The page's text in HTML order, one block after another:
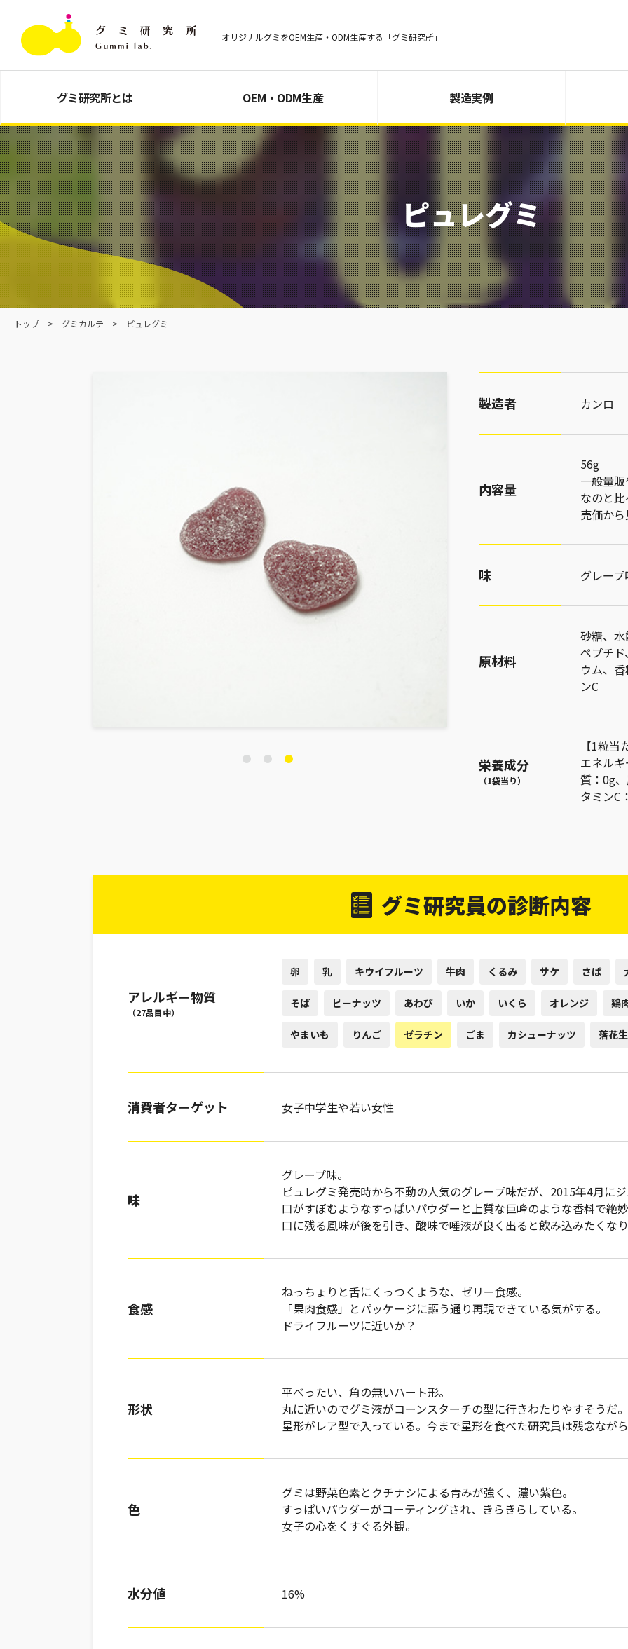
オリジナルグミをOEM生産・ODM生産する「グミ研究所」
グミ研究所とは OEM・ODM生産 製造実例
ピュレグミ
トップ グミカルテ ピュレグミ
製造者 カンロ
内容量
56g
一般量
なのと比
売価から
味 グレープ
原材料
砂糖、
ペプチ
ウム、
ンC
栄養成分
（1袋当り）
【1粒当
エネル
質：0g
タミンC
グミ研究員の診断内容
アレルギー物質
（27品目中）
卵 乳 キウイフルーツ 牛肉 くるみ サケ さば
そば ピーナッツ あわび いか いくら オレンジ 鶏
やまいも りんご ゼラチン ごま カシューナッツ 落花生
消費者ターゲット 女子中学生や若い女性
味
グレープ味。
ピュレグミ発売時から不動の人気のグレープ味だが、2015年4月にジ
口がすぼむようなすっぱいパウダーと上質な巨峰のような香料で絶妙
口に残る風味が後を引き、酸味で唾液が良く出ると飲み込みたくな
食感
ねっちょりと舌にくっつくような、ゼリー食感。
「果肉食感」とパッケージに謳う通り再現できている気がする。
ドライフルーツに近いか？
形状
平べったい、角の無いハート形。
丸に近いのでグミ液がコーンスターチの型に行きわたりやすそうだ。
星形がレア型で入っている。今まで星形を食べた研究員は残念なが
色
グミは野菜色素とクチナシによる青みが強く、濃い紫色。
すっぱいパウダーがコーティングされ、きらきらしている。
女子の心をくすぐる外観。
水分値 16%